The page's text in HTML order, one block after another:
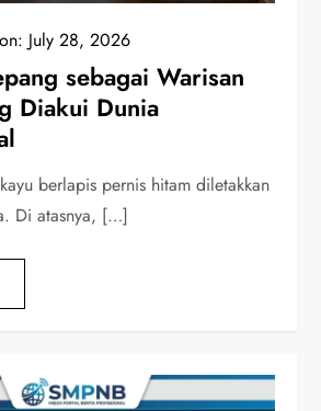
July 28, 2026
sebagai Warisan
Diakui Dunia
berlapis pernis hitam diletakkan
Di atasnya, […]